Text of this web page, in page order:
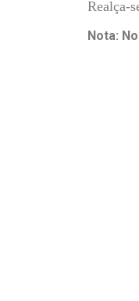
Realça-
Nota: